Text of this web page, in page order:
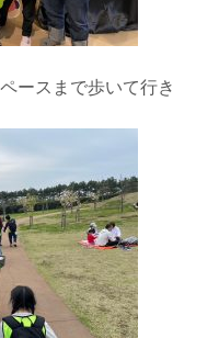
ースまで歩いて行き